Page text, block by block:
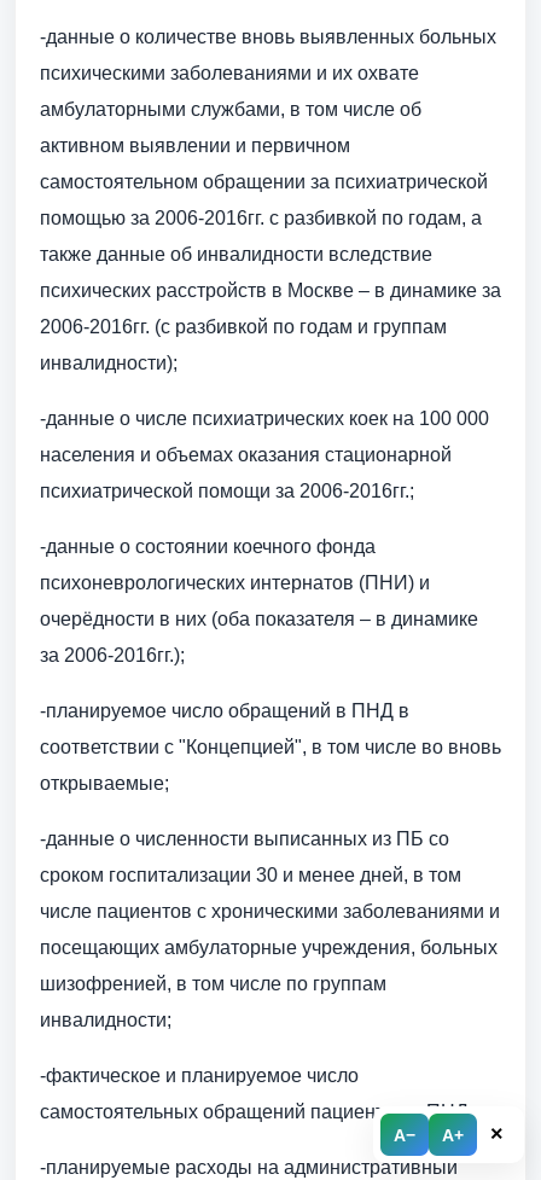
A− A+ ×
-данные о количестве вновь выявленных больных
психическими заболеваниями и их охвате
амбулаторными службами, в том числе об
активном выявлении и первичном
самостоятельном обращении за психиатрической
помощью за 2006-2016гг. с разбивкой по годам, а
также данные об инвалидности вследствие
психических расстройств в Москве – в динамике за
2006-2016гг. (с разбивкой по годам и группам
инвалидности);
-данные о числе психиатрических коек на 100 000
населения и объемах оказания стационарной
психиатрической помощи за 2006-2016гг.;
-данные о состоянии коечного фонда
психоневрологических интернатов (ПНИ) и
очерёдности в них (оба показателя – в динамике
за 2006-2016гг.);
-планируемое число обращений в ПНД в
соответствии с "Концепцией", в том числе во вновь
открываемые;
-данные о численности выписанных из ПБ со
сроком госпитализации 30 и менее дней, в том
числе пациентов с хроническими заболеваниями и
посещающих амбулаторные учреждения, больных
шизофренией, в том числе по группам
инвалидности;
-фактическое и планируемое число
самостоятельных обращений пациентов в ПНД;
-планируемые расходы на административный